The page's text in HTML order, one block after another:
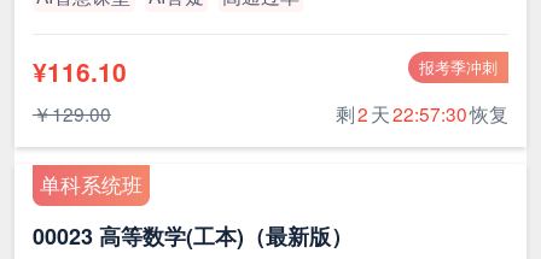
报考季冲刺
¥116.10
￥129.00 剩2天22:57:30恢复
单科系统班
00023 高等数学(工本)（最新版）